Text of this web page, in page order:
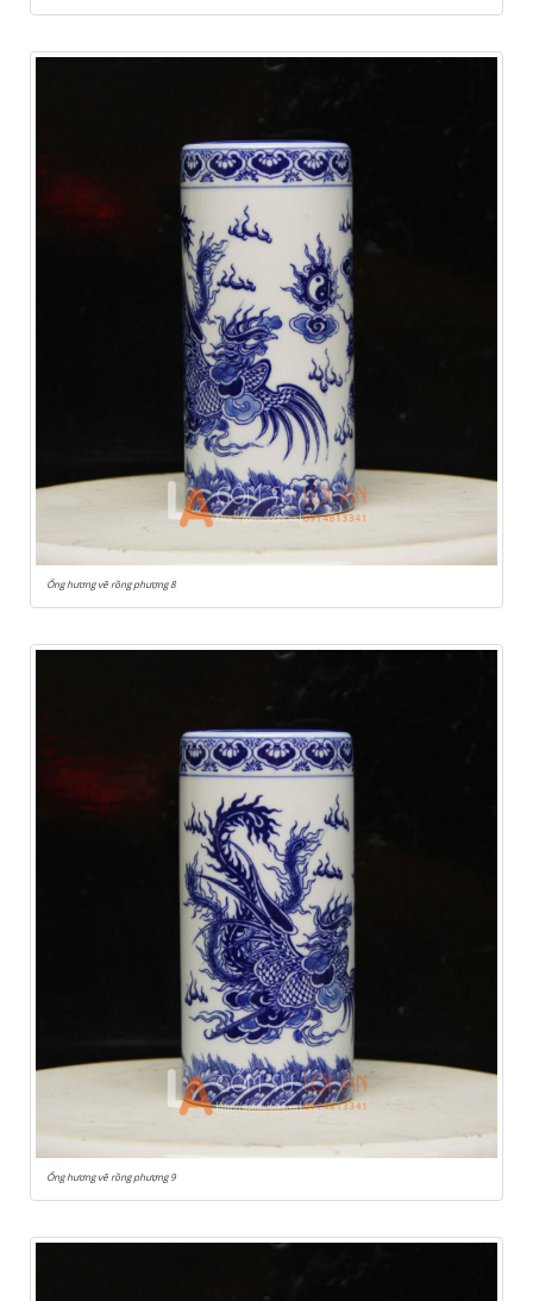
Ống hương vẽ rồng phượng 8
Ống hương vẽ rồng phượng 9